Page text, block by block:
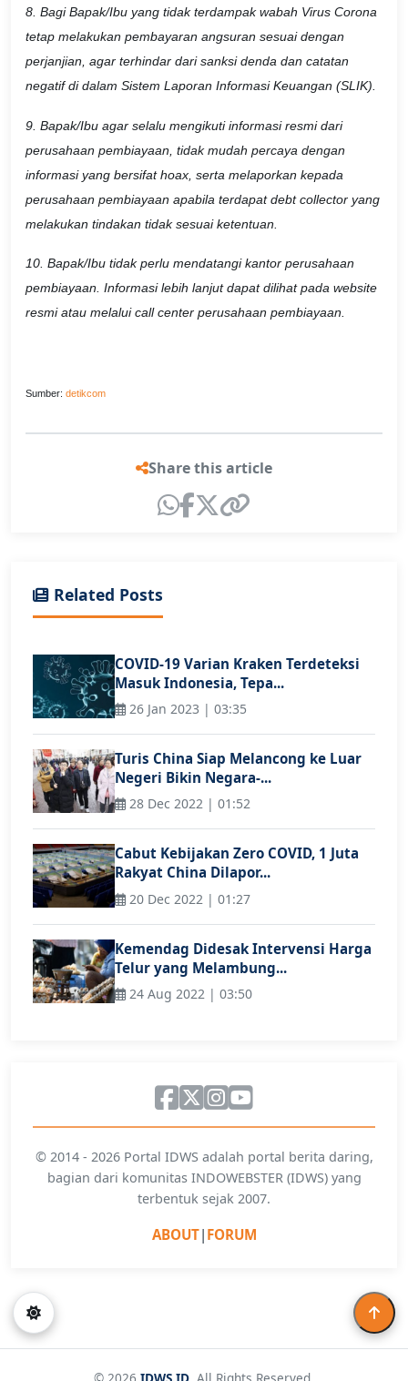
8. Bagi Bapak/Ibu yang tidak terdampak wabah Virus Corona
tetap melakukan pembayaran angsuran sesuai dengan
perjanjian, agar terhindar dari sanksi denda dan catatan
negatif di dalam Sistem Laporan Informasi Keuangan (SLIK).
9. Bapak/Ibu agar selalu mengikuti informasi resmi dari
perusahaan pembiayaan, tidak mudah percaya dengan
informasi yang bersifat hoax, serta melaporkan kepada
perusahaan pembiayaan apabila terdapat debt collector yang
melakukan tindakan tidak sesuai ketentuan.
10. Bapak/Ibu tidak perlu mendatangi kantor perusahaan
pembiayaan. Informasi lebih lanjut dapat dilihat pada website
resmi atau melalui call center perusahaan pembiayaan.
Sumber: detikcom
Share this article
Related Posts
COVID-19 Varian Kraken Terdeteksi
Masuk Indonesia, Tepa...
26 Jan 2023 | 03:35
Turis China Siap Melancong ke Luar
Negeri Bikin Negara-...
28 Dec 2022 | 01:52
Cabut Kebijakan Zero COVID, 1 Juta
Rakyat China Dilapor...
20 Dec 2022 | 01:27
Kemendag Didesak Intervensi Harga
Telur yang Melambung...
24 Aug 2022 | 03:50
© 2014 - 2026 Portal IDWS adalah portal berita daring,
bagian dari komunitas INDOWEBSTER (IDWS) yang
terbentuk sejak 2007.
ABOUT| FORUM